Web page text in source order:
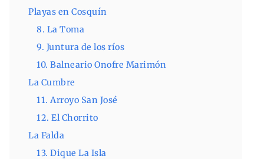
Playas en Cosquín
8. La Toma
9. Juntura de los ríos
10. Balneario Onofre Marimón
La Cumbre
11. Arroyo San José
12. El Chorrito
La Falda
13. Dique La Isla